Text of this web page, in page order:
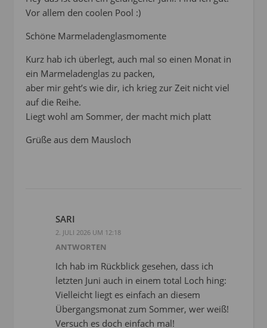
Vor allem den coolen Pool :)
Schöne Marmeladenglasmomente
Kurz hab ich überlegt, auch mal so einen Monat in
ein Marmeladenglas zu packen,
aber mir geht’s wie dir, ich krieg zur Zeit nicht viel
auf die Reihe.
Liegt wohl am Sommer, der macht mich platt
Grüße aus dem Mausloch
SARI
2. JULI 2026 UM 12:18
ANTWORTEN
Ich hab im Rückblick gesehen, dass ich
letzten Juni auch in einem total Loch hing:
Vielleicht liegt es einfach an diesem
Übergangsmonat zum Sommer, wer weiß!
Versuch es doch einfach mal!